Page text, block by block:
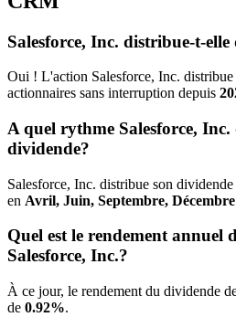
Salesforce, Inc. distribue-t-elle
Oui ! L'action Salesforce, Inc. distribue
actionnaires sans interruption depuis
A quel rythme Salesforce,
dividende?
Salesforce, Inc. distribue son dividende
en Avril, Juin, Septembre, Décembre
Quel est le rendement annuel
Salesforce, Inc.?
À ce jour, le rendement du dividende
de 0.92%.